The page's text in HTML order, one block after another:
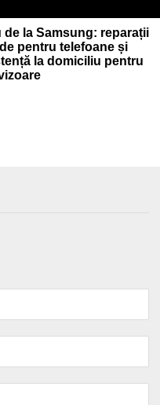
de la Samsung: reparații
pentru telefoane și
la domiciliu pentru